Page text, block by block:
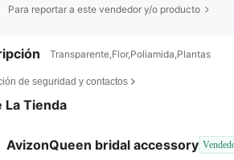
Para reportar a este vendedor y/o producto
Transparente,Flor,Poliamida,Plantas
de seguridad y contactos
La Tienda
AvizonQueen bridal accessory
4,84 50 124
4,84